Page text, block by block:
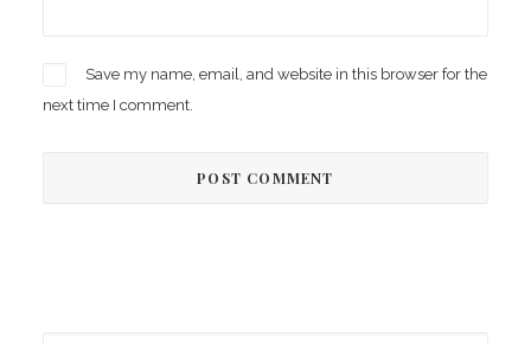
Save my name, email, and website in this browser for the
next time I comment.